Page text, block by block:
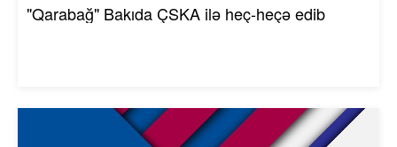
"Qarabağ" Bakıda ÇSKA ilə heç-heçə edib